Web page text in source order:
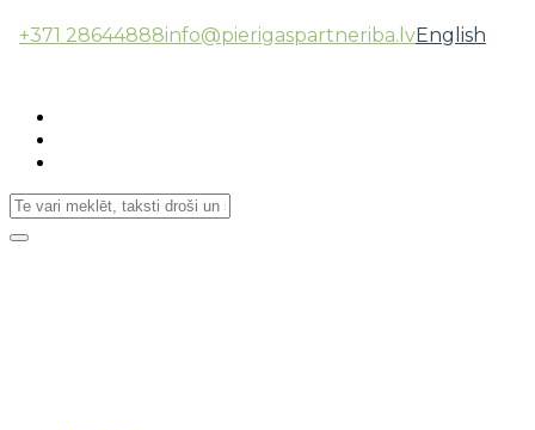
+371 28644888info@pierigaspartneriba.lvEnglish
Toggle